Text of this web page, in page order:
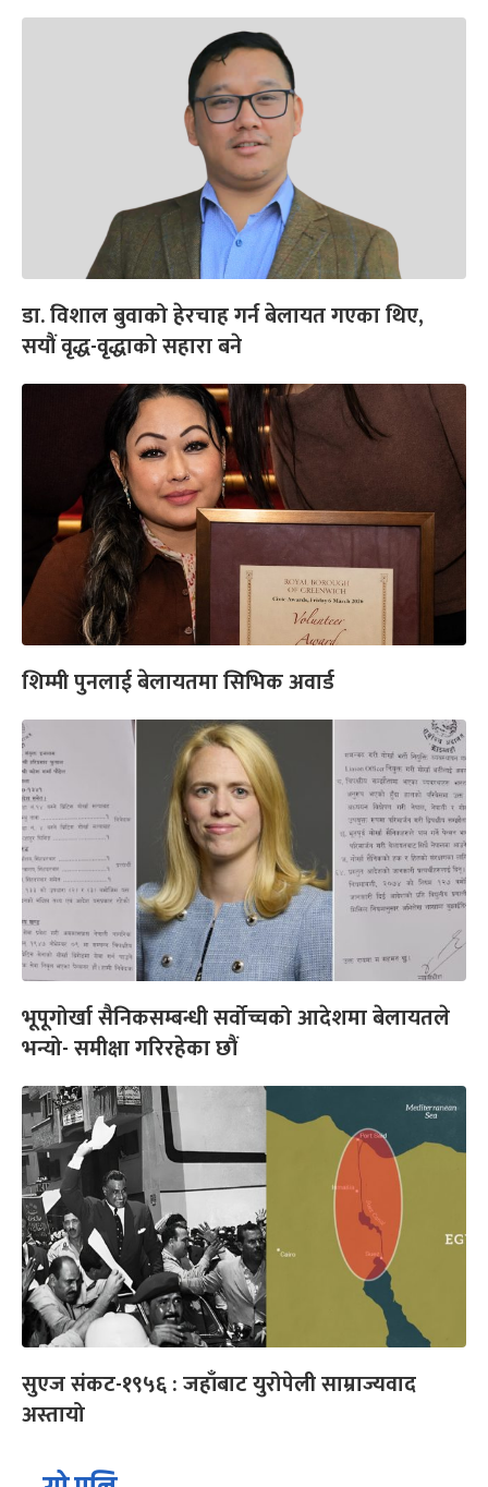
डा. विशाल बुवाको हेरचाह गर्न बेलायत गएका थिए,
सयौं वृद्ध-वृद्धाको सहारा बने
शिम्मी पुनलाई बेलायतमा सिभिक अवार्ड
भूपूगोर्खा सैनिकसम्बन्धी सर्वोच्चको आदेशमा बेलायतले
भन्यो- समीक्षा गरिरहेका छौं
सुएज संकट-१९५६ : जहाँबाट युरोपेली साम्राज्यवाद
अस्तायो